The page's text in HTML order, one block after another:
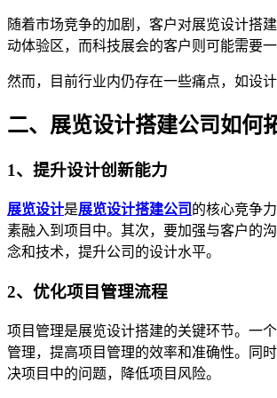
随着市场竞争的加剧，客户对展览设计搭
动体验区，而科技展会的客户则可能需要
然而，目前行业内仍存在一些痛点，如设
二、展览设计搭建公司如何
1、提升设计创新能力
展览设计是展览设计搭建公司 的核心竞争
素融入到项目中。其次，要加强与客户的
念和技术，提升公司的设计水平。
2、优化项目管理流程
项目管理是展览设计搭建的关键环节。一
管理，提高项目管理的效率和准确性。同
决项目中的问题，降低项目风险。